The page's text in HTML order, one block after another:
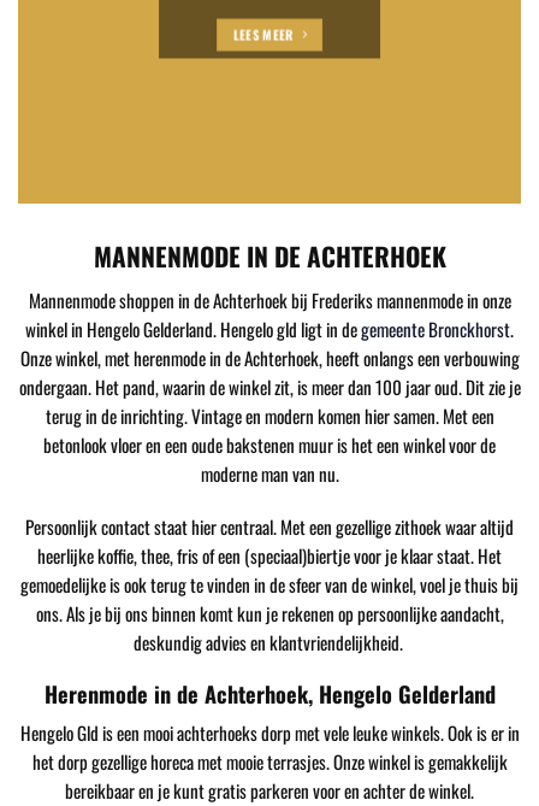
LEES MEER
MANNENMODE IN DE ACHTERHOEK
Mannenmode shoppen in de Achterhoek bij Frederiks mannenmode in onze
winkel in Hengelo Gelderland. Hengelo gld ligt in degemeente Bronckhorst.
Onze winkel, met herenmode in de Achterhoek, heeft onlangs een verbouwing
ondergaan. Het pand, waarin de winkel zit, is meer dan 100 jaar oud. Dit zie je
terug in de inrichting. Vintage en modern komen hier samen. Met een
betonlook vloer en een oude bakstenen muur is het een winkel voor de
moderne man van nu.
Persoonlijk contact staat hier centraal. Met een gezellige zithoek waar altijd
heerlijke koffie, thee, fris of een (speciaal)biertje voor je klaar staat. Het
gemoedelijke is ook terug te vinden in de sfeer van de winkel, voel je thuis bij
ons. Als je bij ons binnen komt kun je rekenen op persoonlijke aandacht,
deskundig advies en klantvriendelijkheid.
Herenmode in de Achterhoek, Hengelo Gelderland
Hengelo Gld is een mooi achterhoeks dorp met vele leuke winkels. Ook is er in
het dorp gezellige horeca met mooie terrasjes. Onze winkel is gemakkelijk
bereikbaar en je kunt gratis parkeren voor en achter de winkel.